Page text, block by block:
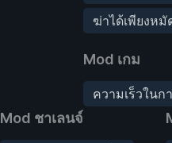
ฆ่าได้เพียงหมั
Mod เกม
ความเร็วในก
Mod ชาเลนจ์